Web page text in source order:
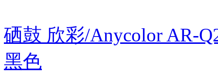
硒鼓 欣彩/Anycolor AR-
黑色